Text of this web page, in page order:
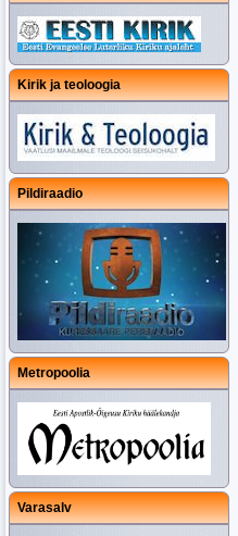
Kirik ja teoloogia
Pildiraadio
Metropoolia
Varasalv